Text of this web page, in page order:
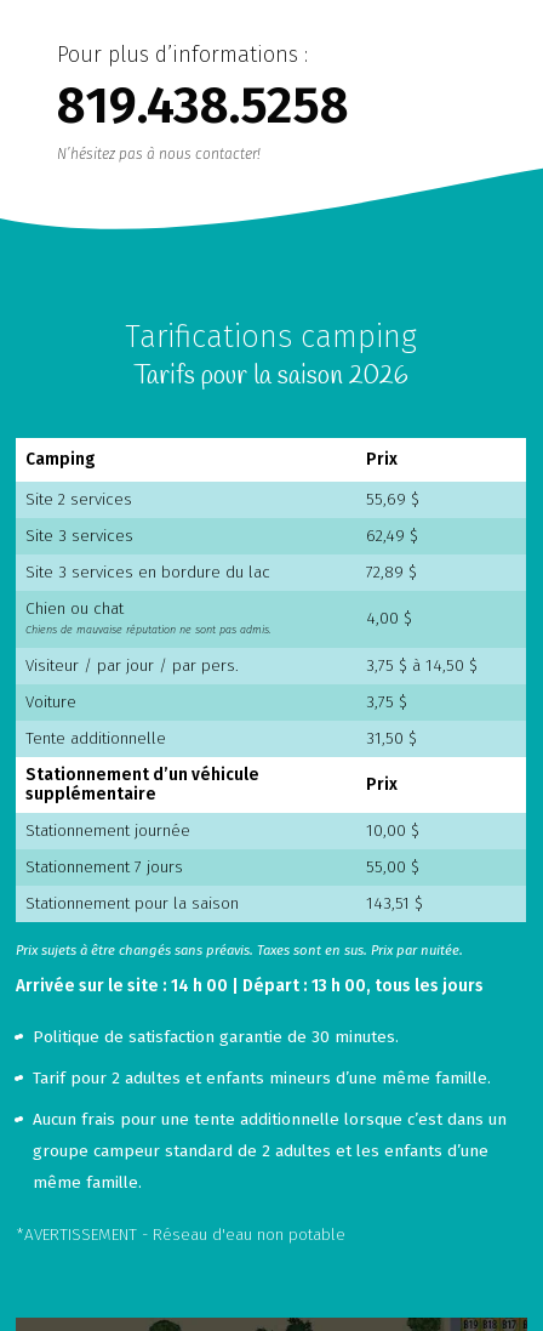
Pour plus d’informations :
819.438.5258
N’hésitez pas à nous contacter!
Tarifications camping
Tarifs pour la saison 2026
Camping
Prix
Site 2 services
55,69 $
Site 3 services
62,49 $
Site 3 services en bordure du lac
72,89 $
Chien ou chat
Chiens de mauvaise réputation ne sont pas admis.
4,00 $
Visiteur / par jour / par pers.
3,75 $ à 14,50 $
Voiture
3,75 $
Tente additionnelle
31,50 $
Stationnement d’un véhicule
supplémentaire
Prix
Stationnement journée
10,00 $
Stationnement 7 jours
55,00 $
Stationnement pour la saison
143,51 $
Prix sujets à être changés sans préavis. Taxes sont en sus. Prix par nuitée.
Arrivée sur le site : 14 h 00 | Départ : 13 h 00, tous les jours
Politique de satisfaction garantie de 30 minutes.
Tarif pour 2 adultes et enfants mineurs d’une même famille.
Aucun frais pour une tente additionnelle lorsque c’est dans un
groupe campeur standard de 2 adultes et les enfants d’une
même famille.
*AVERTISSEMENT - Réseau d'eau non potable